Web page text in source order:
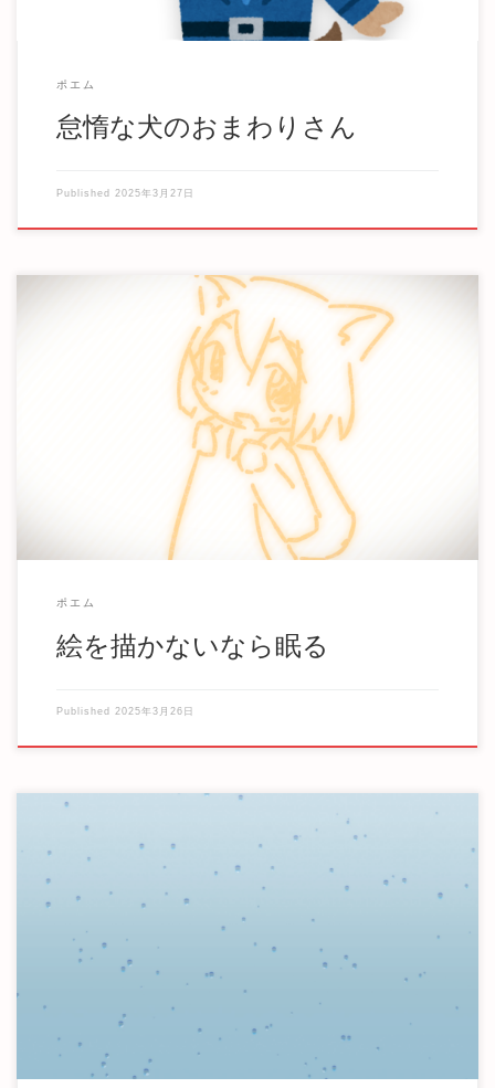
ポエム
怠惰な犬のおまわりさん
Published 2025年3月27日
いつからだっただろうか、絵を描かないなら眠る、と思い
始めたのは。 会社で二泊三日の研修があったと […]
ポエム
絵を描かないなら眠る
Published 2025年3月26日
航海には羅針盤が必要だ。 誤った方向に進んでいては決し
て目的地には辿り着かない。 一生を掛けてでも、 […]